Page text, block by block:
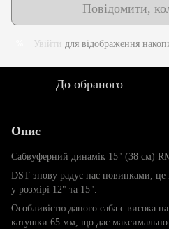
Повідомити,
Увійти для відображення
До обраного
Опис
Сабвуферний динамік 15" (38 см)
DST знову радує нас новинками,
у розмірі 12" та 15".
Особливістю даного саба є висока
катушки 65 мм, що дає максимально